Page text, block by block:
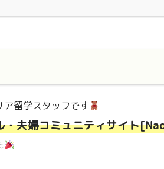
ア留学スタッフです
・夫婦コミュニティサイト